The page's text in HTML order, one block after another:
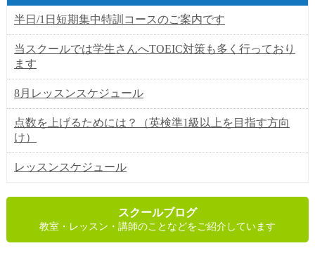
半日/1日短期集中特訓コースのご案内です
当スクールでは学生さんへTOEIC対策も多く行っており
ます
8月レッスンスケジュール
点数を上げるためには？（英検準1級以上を目指す方向
け）
レッスンスケジュール
スクールブログ
教室・レッスン・講師のことなどをご紹介しています